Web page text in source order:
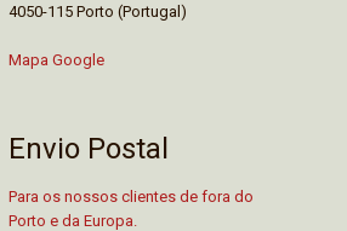
4050-115 Porto (Portugal)
Mapa Google
Envio Postal
Para os nossos clientes de fora do
Porto e da Europa.